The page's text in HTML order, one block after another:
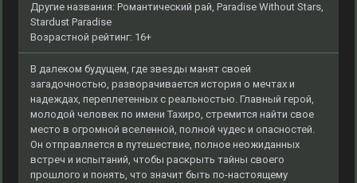
Другие названия: Романтический рай, Paradise Without Stars,
Stardust Paradise
Возрастной рейтинг: 16+
В далеком будущем, где звезды манят своей
загадочностью, разворачивается история о мечтах и
надеждах, переплетенных с реальностью. Главный герой,
молодой человек по имени Тахиро, стремится найти свое
место в огромной вселенной, полной чудес и опасностей.
Он отправляется в путешествие, полное неожиданных
встреч и испытаний, чтобы раскрыть тайны своего
прошлого и понять, что значит быть по-настоящему